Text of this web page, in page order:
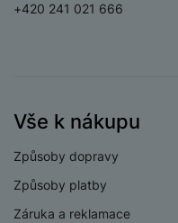
+420 241 021 666
Vše k nákupu
Způsoby dopravy
Způsoby platby
Záruka a reklamace